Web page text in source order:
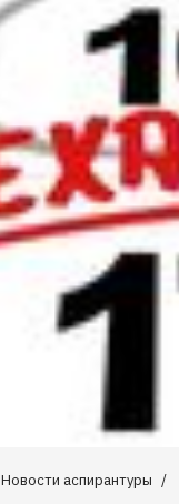
Новости аспирантуры